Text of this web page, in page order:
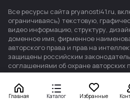
Главная Каталог Избранные
Все ресурсы сайта pryanosti41.ru,
ограничиваясь) текстовую,
видео информацию, структуру,
доменное имя, фирменное
авторского права и прав на
защищены российским
соглашениями об охране авторских